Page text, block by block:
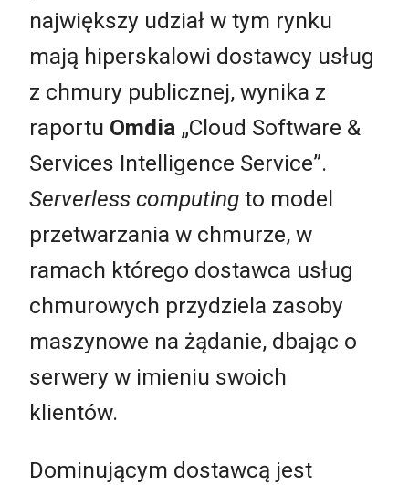
największy udział w tym rynku
mają hiperskalowi dostawcy usług
z chmury publicznej, wynika z
raportu Omdia „Cloud Software &
Services Intelligence Service”.
Serverless computing to model
przetwarzania w chmurze, w
ramach którego dostawca usług
chmurowych przydziela zasoby
maszynowe na żądanie, dbając o
serwery w imieniu swoich
klientów.
Dominującym dostawcą jest